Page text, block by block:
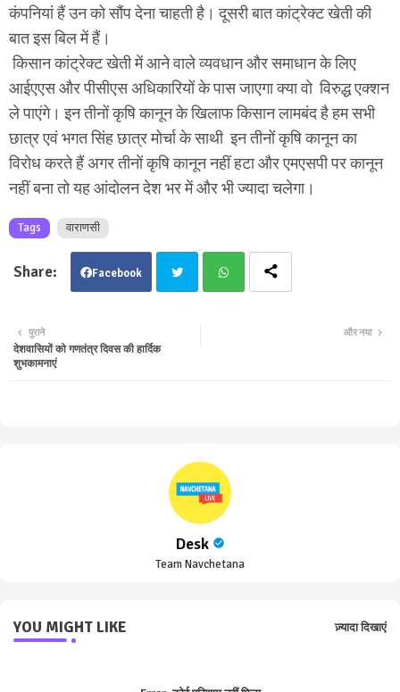
कंपनियां हैं उन को सौंप देना चाहती है। दूसरी बात कांट्रेक्ट खेती की
बात इस बिल में हैं।
किसान कांट्रेक्ट खेती में आने वाले व्यवधान और समाधान के लिए
आईएएस और पीसीएस अधिकारियों के पास जाएगा क्या वो विरुद्ध एक्शन
ले पाएंगे। इन तीनों कृषि कानून के खिलाफ किसान लामबंद है हम सभी
छात्र एवं भगत सिंह छात्र मोर्चा के साथी इन तीनों कृषि कानून का
विरोध करते हैं अगर तीनों कृषि कानून नहीं हटा और एमएसपी पर कानून
नहीं बना तो यह आंदोलन देश भर में और भी ज्यादा चलेगा।
Tags वाराणसी
Facebook
और नया
पुराने
देशवासियों को गणतंत्र दिवस की हार्दिक
शुभकामनाएं
Desk
Team Navchetana
YOU MIGHT LIKE ज़्यादा दिखाएं